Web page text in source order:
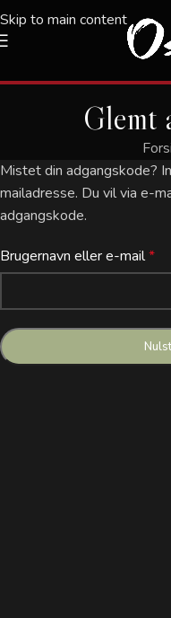
Skip to main content
Glemt
Mistet din adgangskode?
mailadresse. Du vil via e-
adgangskode.
Brugernavn eller e-mail*